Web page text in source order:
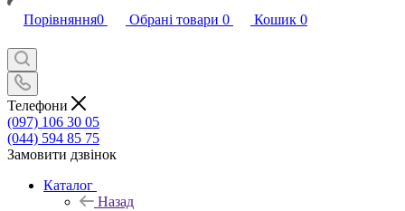
Порівняння0 Обрані товари 0 Кошик 0
Телефони
(097) 106 30 05
(044) 594 85 75
Замовити дзвінок
Каталог
Назад